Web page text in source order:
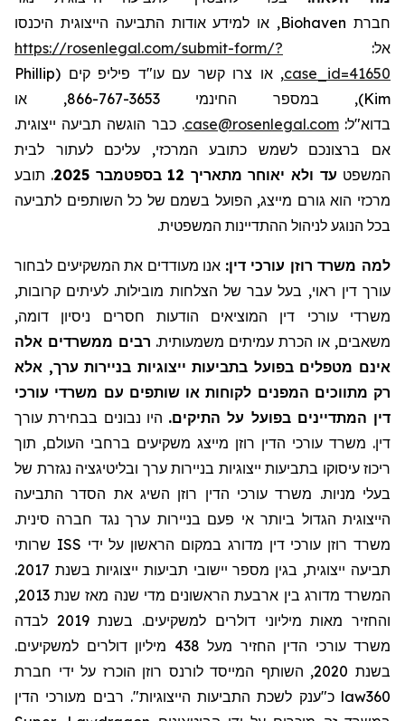
חברת Biohaven, או למידע אודות התביעה הייצוגית היכנסו
אל: https://rosenlegal.com/submit-form/?
case_id=41650, או צרו קשר עם עו"ד פיליפ קים (Phillip
Kim
), במספר החינמי 866-767-3653, או
בדוא"ל:case@rosenlegal.com. כבר הוגשה תביעה ייצוגית.
אם ברצונכם לשמש כתובע המרכזי, עליכם לעתור לבית
המשפט עד ולא יאוחר מתאריך 12 בספטמבר 2025 . תובע
מרכזי הוא גורם מייצג, הפועל בשמם של כל השותפים לתביעה
בכל הנוגע לניהול ההתדיינות המשפטית.
למה משרד רוזן עורכי דין: אנו מעודדים את המשקיעים לבחור
עורך דין ראוי, בעל עבר של הצלחות מובילות. לעיתים קרובות,
משרדי עורכי דין המוציאים הודעות חסרים ניסיון דומה,
משאבים, או הכרת עמיתים משמעותית. רבים ממשרדים אלה
אינם מטפלים בפועל בתביעות ייצוגיות בניירות ערך, אלא
רק מתווכים המפנים לקוחות או שותפים עם משרדי עורכי
דין המתדיינים בפועל על התיקים. היו נבונים בבחירת עורך
דין. משרד עורכי הדין רוזן מייצג משקיעים ברחבי העולם, תוך
ריכוז עיסוקו בתביעות ייצוגיות בניירות ערך ובליטיגציה נגזרת של
בעלי מניות. משרד עורכי הדין רוזן השיג את הסדר התביעה
הייצוגית הגדול ביותר אי פעם בניירות ערך נגד חברה סינית.
משרד רוזן עורכי דין מדורג במקום הראשון על ידי ISS שרותי
תביעה ייצוגית, בגין מספר יישובי תביעות ייצוגיות בשנת 2017.
המשרד מדורג בין ארבעת הראשונים מדי שנה מאז שנת 2013,
והחזיר מאות מיליוני דולרים למשקיעים. בשנת 2019 לבדה
משרד עורכי הדין החזיר מעל
438 מיליון דולרים למשקיעים.
בשנת 2020, השותף המייסד לורנס רוזן הוכרז על ידי חברת
law360 כ"ענק לשכת התביעות הייצוגיות". רבים מעורכי הדין